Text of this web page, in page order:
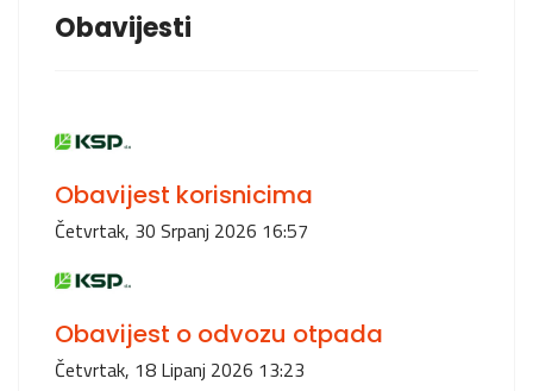
Obavijesti
Obavijest korisnicima
Četvrtak, 30 Srpanj 2026 16:57
Obavijest o odvozu otpada
Četvrtak, 18 Lipanj 2026 13:23